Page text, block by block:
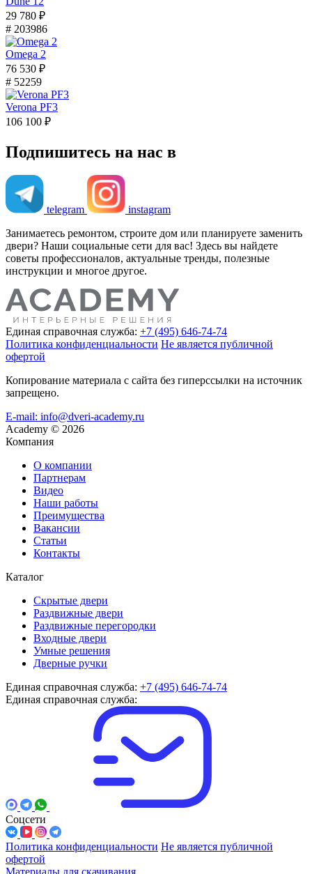
29 780 ₽
# 203986
Omega 2
76 530 ₽
# 52259
Verona PF3
106 100 ₽
Подпишитесь на нас в
telegram
instagram
Занимаетесь ремонтом, строите дом или планируете заменить
двери? Наши социальные сети для вас! Здесь вы найдете
советы профессионалов, актуальные тренды, полезные
инструкции и многое другое.
Единая справочная служба: +7 (495) 646-74-74
Политика конфиденциальности Не является публичной
офертой
Копирование материала с сайта без гиперссылки на источник
запрещено.
E-mail: info@dveri-academy.ru
Academy © 2026
Компания
О компании
Партнерам
Видео
Наши работы
Преимущества
Вакансии
Статьи
Контакты
Каталог
Скрытые двери
Раздвижные двери
Раздвижные перегородки
Входные двери
Умные решения
Дверные ручки
Единая справочная служба: +7 (495) 646-74-74
Единая справочная служба:
Соцсети
Политика конфиденциальности Не является публичной
офертой